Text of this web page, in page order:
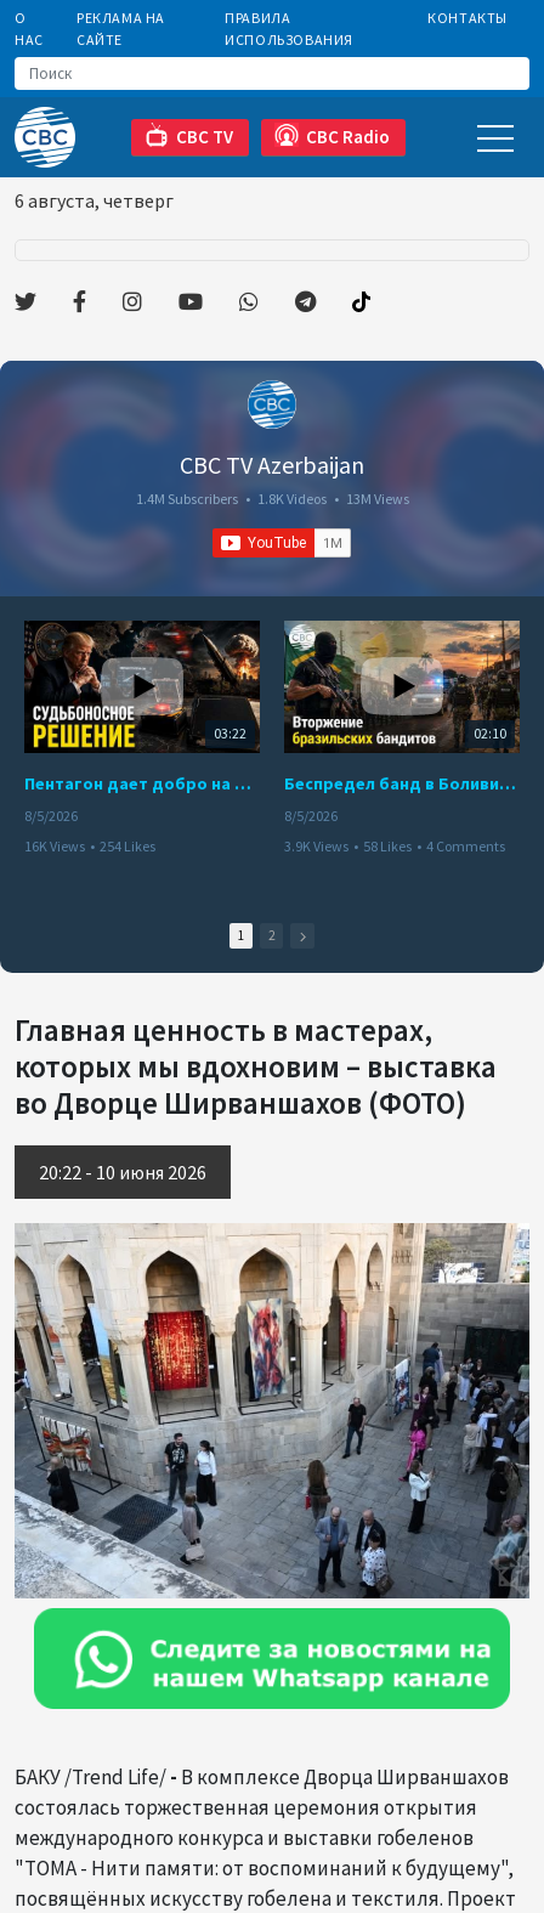
О
НАС
РЕКЛАМА НА
САЙТЕ
ПРАВИЛА
ИСПОЛЬЗОВАНИЯ
КОНТАКТЫ
CBC TV CBC Radio
6 августа, четверг
CBC TV Azerbaijan
1.4M Subscribers • 1.8K Videos • 13M Views
03:22
Пентагон дает добро на ядерный удар по противникам США
8/5/2026
16K Views • 254 Likes
02:10
Беспредел банд в Боливии. Расправы над наркоторговцами
8/5/2026
3.9K Views • 58 Likes • 4 Comments
1 2
Главная ценность в мастерах,
которых мы вдохновим – выставка
во Дворце Ширваншахов (ФОТО)
20:22 - 10 июня 2026
БАКУ /Trend Life/- В комплексе Дворца Ширваншахов
состоялась торжественная церемония открытия
международного конкурса и выставки гобеленов
"TOMA - Нити памяти: от воспоминаний к будущему",
посвящённых искусству гобелена и текстиля. Проект